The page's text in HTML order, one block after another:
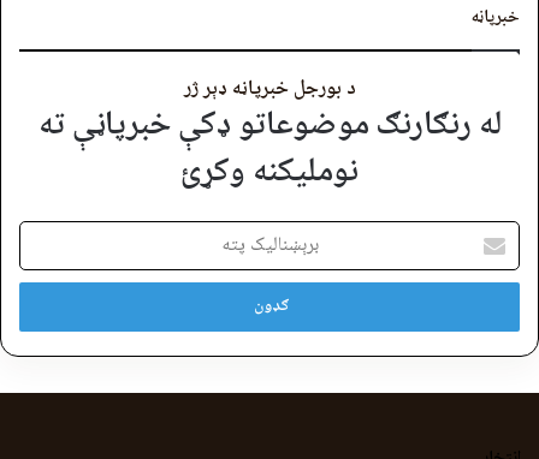
خبرپاڼه
د بورجل خبرپاڼه ډېر ژر
له رنګارنګ موضوعاتو ډکې خبرپاڼې ته
نوملیکنه وکړئ
برېښنالیک
پته